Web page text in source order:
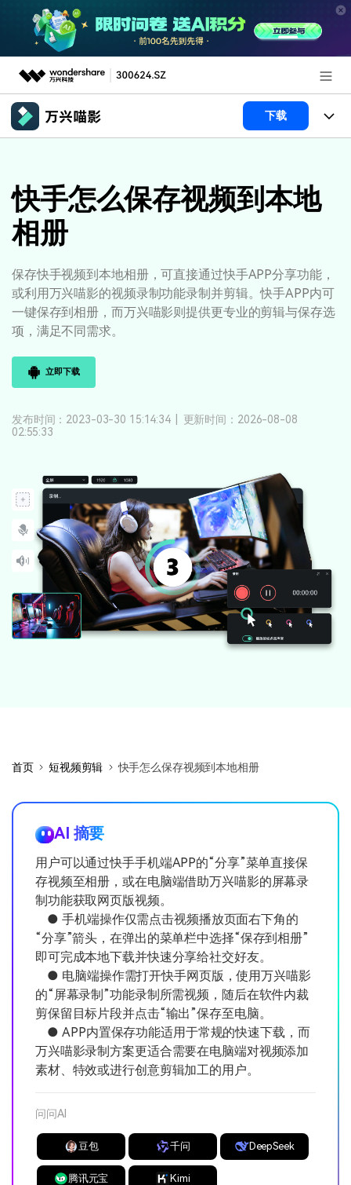
推荐产品
新闻中心
关于万兴
加入我们
帮助中心
下载
产品系统
产品功能
AI功能
视频/照片
AI 图生视频 NEW
AI 绘画
文本
解决方案
专业创作人群
品牌合作故事
使用教程
文章资讯
其他
帮助中心
产品支持
产品信息
登录
快手怎么保存视频到本地
相册
保存快手视频到本地相册，可直接通过快手APP分享功能，
或利用万兴喵影的视频录制功能录制并剪辑。快手APP内可
一键保存到相册，而万兴喵影则提供更专业的剪辑与保存选
项，满足不同需求。
立即下载
发布时间：2023-03-30 15:14:34
更新时间：2026-08-08
02:55:33
首页 短视频剪辑 快手怎么保存视频到本地相册
AI 摘要
用户可以通过快手手机端APP的“分享”菜单直接保
存视频至相册，或在电脑端借助万兴喵影的屏幕录
制功能获取网页版视频。
● 手机端操作仅需点击视频播放页面右下角的
“分享”箭头，在弹出的菜单栏中选择“保存到相册”
即可完成本地下载并快速分享给社交好友。
● 电脑端操作需打开快手网页版，使用万兴喵影
的“屏幕录制”功能录制所需视频，随后在软件内裁
剪保留目标片段并点击“输出”保存至电脑。
● APP内置保存功能适用于常规的快速下载，而
万兴喵影录制方案更适合需要在电脑端对视频添加
素材、特效或进行创意剪辑加工的用户。
问问AI
豆包 千问 DeepSeek
腾讯元宝 Kimi